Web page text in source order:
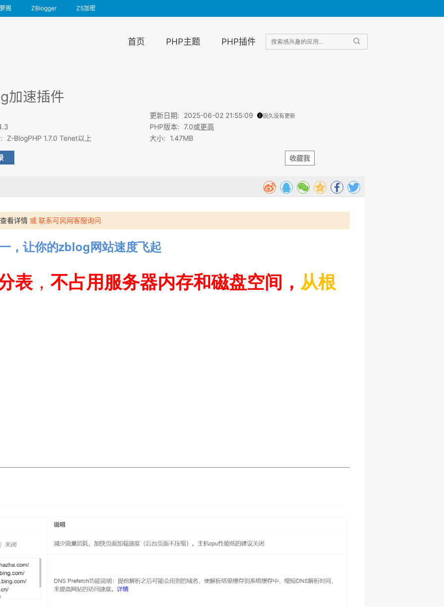
阁 ZBlogger Z5加密
首页 PHP主题 PHP插件
加速插件
: Z-BlogPHP 1.7.0 Tenet以上
更新日期: 2025-06-02 21:55:09 很久没有更新
PHP版本: 7.0或更高
大小: 1.47MB
收藏我
查看详情 或 联系可风网客服询问
，让你的zblog网站速度飞起
表 ， 不占用服务器内存和磁盘空间， 从根